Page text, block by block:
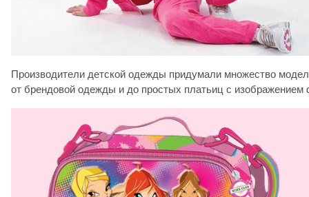
Производители детской одежды придумали множество
от брендовой одежды и до простых платьиц с изображением